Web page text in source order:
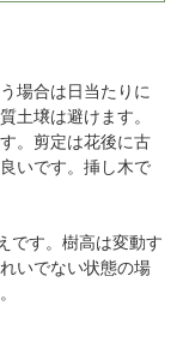
場合は日当たりに
土壌は避けます。
。剪定は花後に古
いです。挿し木で
です。樹高は変動す
いでない状態の場